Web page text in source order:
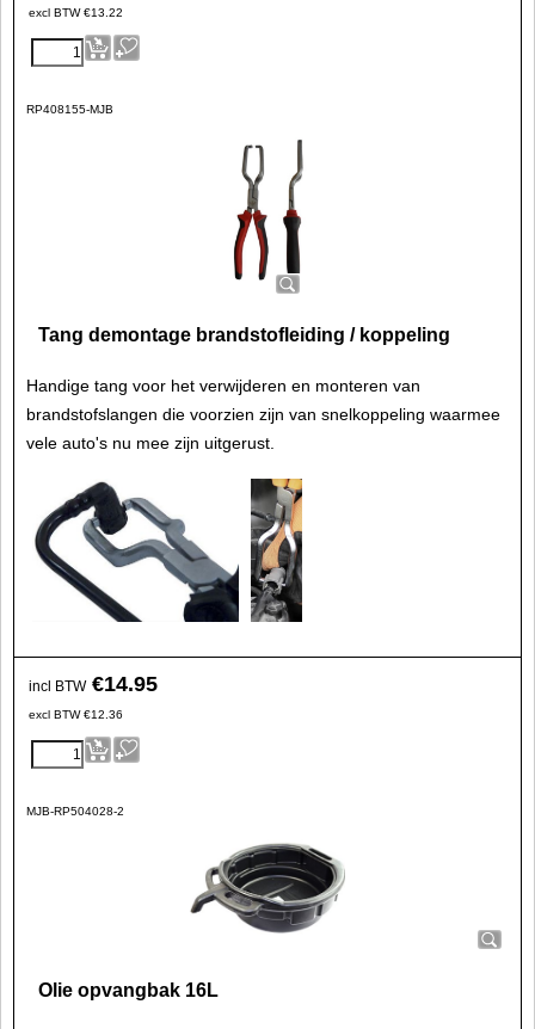
excl BTW €13.22
RP408155-MJB
Tang demontage brandstofleiding / koppeling
Handige tang voor het verwijderen en monteren van
brandstofslangen die voorzien zijn van snelkoppeling waarmee
vele auto's nu mee zijn uitgerust.
incl BTW €14.95
excl BTW €12.36
MJB-RP504028-2
Olie opvangbak 16L